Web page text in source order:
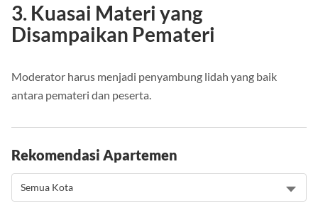
3. Kuasai Materi yang
Disampaikan Pemateri
Moderator harus menjadi penyambung lidah yang baik
antara pemateri dan peserta.
Rekomendasi Apartemen